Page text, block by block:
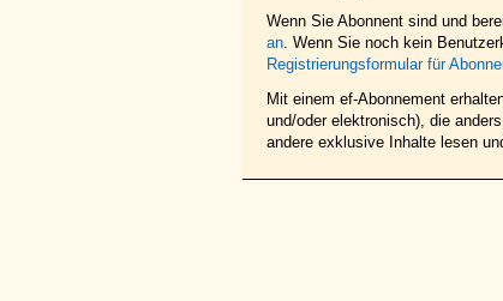
Wenn Sie Abonnent sind und
an. Wenn Sie noch kein
Registrierungsformular für
Mit einem ef-Abonnement
und/oder elektronisch), die
andere exklusive Inhalte lesen